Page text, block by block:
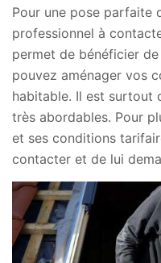
Pour une pose parfaite
professionnel à
permet de bénéficier
pouvez aménager vos
habitable. Il est surtout
très abordables. Pour
et ses conditions
contacter et de lui